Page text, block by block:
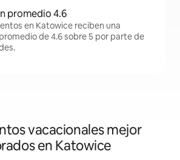
promedio 4.6
en Katowice reciben una
de 4.6 sobre 5 por parte de
vacacionales mejor
en Katowice